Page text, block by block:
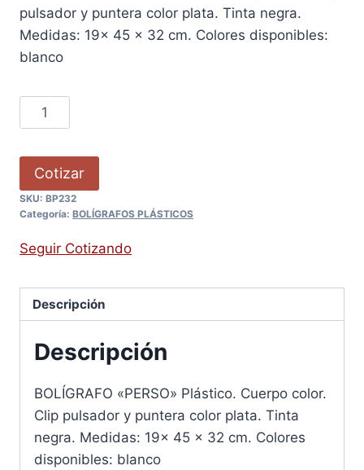
pulsador y puntera color plata. Tinta negra.
Medidas: 19x 45 x 32 cm. Colores disponibles:
blanco
Cotizar
SKU: BP232
Categoría: BOLÍGRAFOS PLÁSTICOS
Seguir Cotizando
Descripción
Descripción
BOLÍGRAFO «PERSO» Plástico. Cuerpo color.
Clip pulsador y puntera color plata. Tinta
negra. Medidas: 19x 45 x 32 cm. Colores
disponibles: blanco